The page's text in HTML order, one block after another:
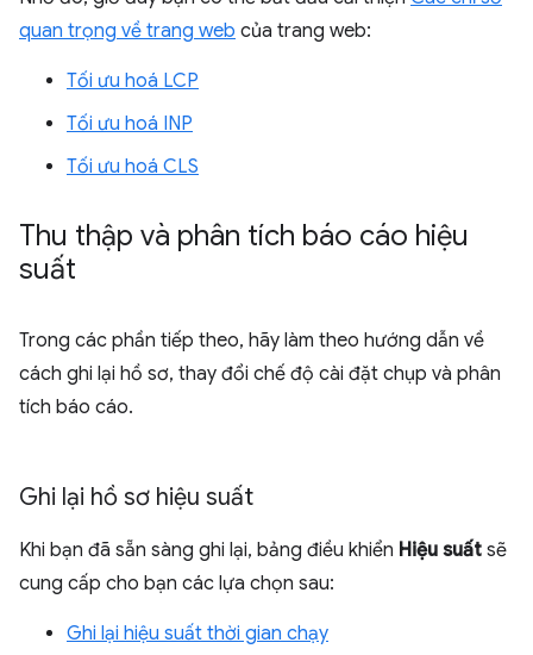
quan trọng về trang web của trang web:
Tối ưu hoá LCP
Tối ưu hoá INP
Tối ưu hoá CLS
Thu thập và phân tích báo cáo hiệu
suất
Trong các phần tiếp theo, hãy làm theo hướng dẫn về
cách ghi lại hồ sơ, thay đổi chế độ cài đặt chụp và phân
tích báo cáo.
Ghi lại hồ sơ hiệu suất
Khi bạn đã sẵn sàng ghi lại, bảng điều khiển Hiệu suất sẽ
cung cấp cho bạn các lựa chọn sau:
Ghi lại hiệu suất thời gian chạy